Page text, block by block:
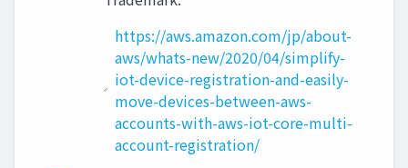
https://aws.amazon.com/jp/about-
aws/whats-new/2020/04/simplify-
iot-device-registration-and-easily-
move-devices-between-aws-
accounts-with-aws-iot-core-multi-
account-registration/